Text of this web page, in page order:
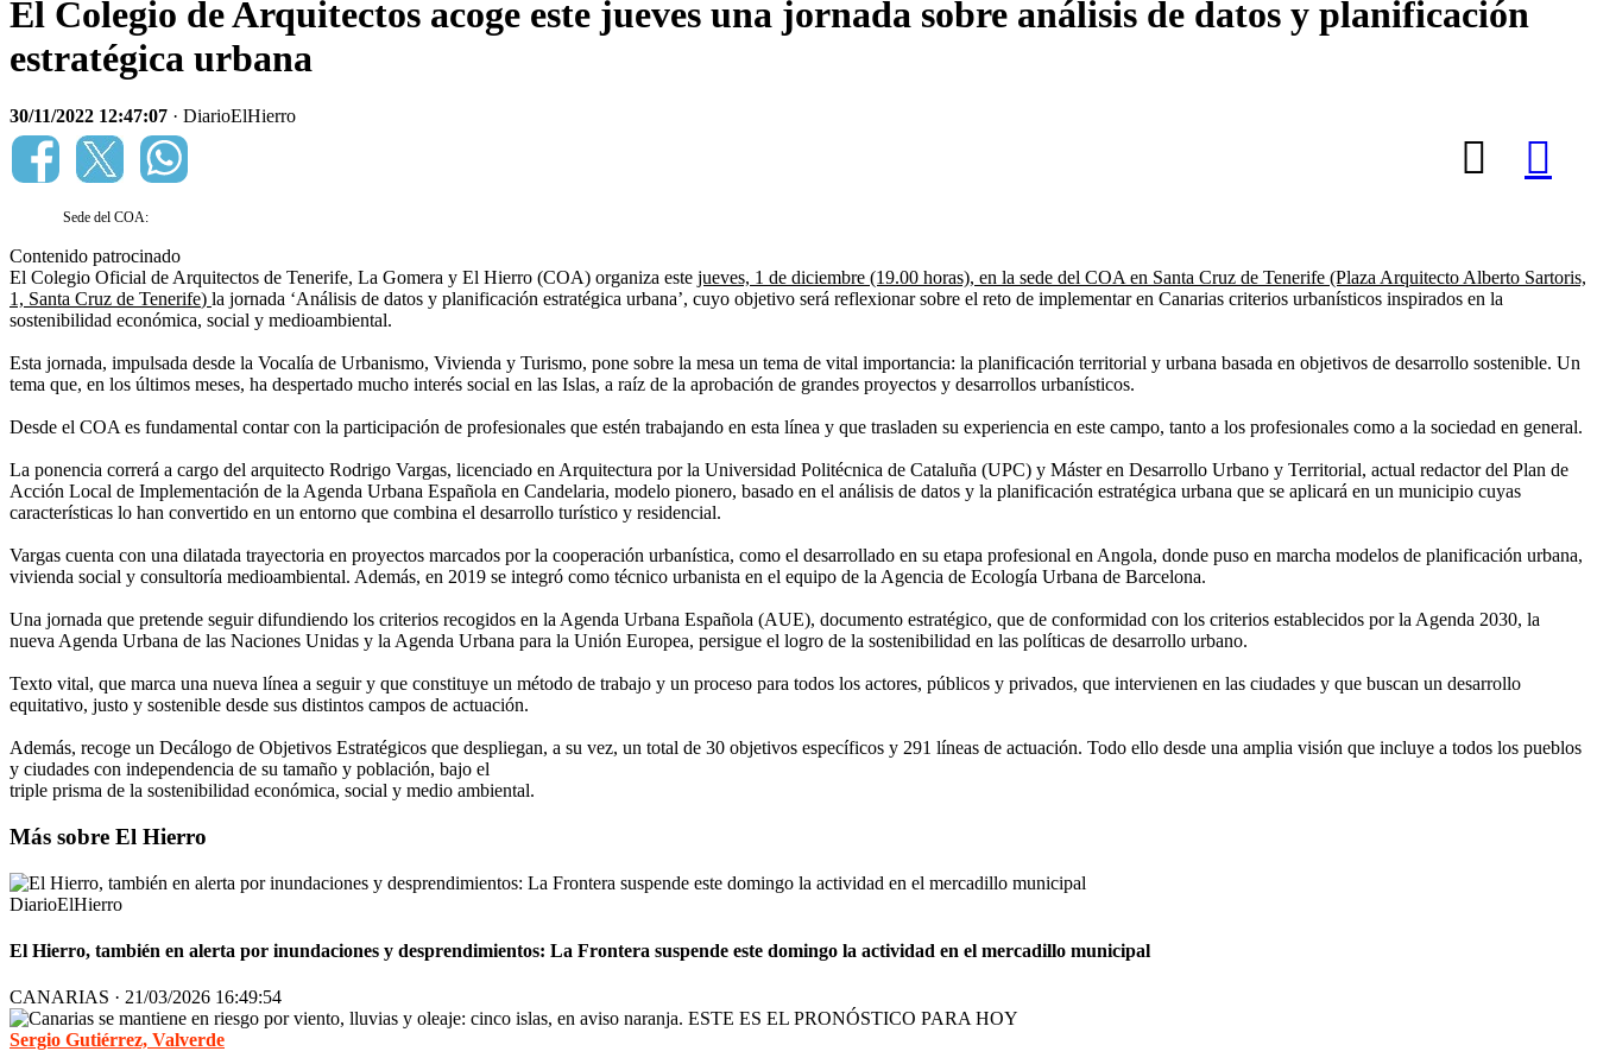
El Colegio de Arquitectos acoge este jueves una jornada sobre análisis de datos y planificación
estratégica urbana
30/11/2022 12:47:07 · DiarioElHierro
Sede del COA:
Contenido patrocinado
El Colegio Oficial de Arquitectos de Tenerife, La Gomera y El Hierro (COA) organiza este jueves, 1 de diciembre (19.00 horas), en la sede del COA en Santa Cruz de Tenerife (Plaza Arquitecto Alberto Sartoris,
1, Santa Cruz de Tenerife) la jornada ‘Análisis de datos y planificación estratégica urbana’, cuyo objetivo será reflexionar sobre el reto de implementar en Canarias criterios urbanísticos inspirados en la
sostenibilidad económica, social y medioambiental.
Esta jornada, impulsada desde la Vocalía de Urbanismo, Vivienda y Turismo, pone sobre la mesa un tema de vital importancia: la planificación territorial y urbana basada en objetivos de desarrollo sostenible. Un
tema que, en los últimos meses, ha despertado mucho interés social en las Islas, a raíz de la aprobación de grandes proyectos y desarrollos urbanísticos.
Desde el COA es fundamental contar con la participación de profesionales que estén trabajando en esta línea y que trasladen su experiencia en este campo, tanto a los profesionales como a la sociedad en general.
La ponencia correrá a cargo del arquitecto Rodrigo Vargas, licenciado en Arquitectura por la Universidad Politécnica de Cataluña (UPC) y Máster en Desarrollo Urbano y Territorial, actual redactor del Plan de
Acción Local de Implementación de la Agenda Urbana Española en Candelaria, modelo pionero, basado en el análisis de datos y la planificación estratégica urbana que se aplicará en un municipio cuyas
características lo han convertido en un entorno que combina el desarrollo turístico y residencial.
Vargas cuenta con una dilatada trayectoria en proyectos marcados por la cooperación urbanística, como el desarrollado en su etapa profesional en Angola, donde puso en marcha modelos de planificación urbana,
vivienda social y consultoría medioambiental. Además, en 2019 se integró como técnico urbanista en el equipo de la Agencia de Ecología Urbana de Barcelona.
Una jornada que pretende seguir difundiendo los criterios recogidos en la Agenda Urbana Española (AUE), documento estratégico, que de conformidad con los criterios establecidos por la Agenda 2030, la
nueva Agenda Urbana de las Naciones Unidas y la Agenda Urbana para la Unión Europea, persigue el logro de la sostenibilidad en las políticas de desarrollo urbano.
Texto vital, que marca una nueva línea a seguir y que constituye un método de trabajo y un proceso para todos los actores, públicos y privados, que intervienen en las ciudades y que buscan un desarrollo
equitativo, justo y sostenible desde sus distintos campos de actuación.
Además, recoge un Decálogo de Objetivos Estratégicos que despliegan, a su vez, un total de 30 objetivos específicos y 291 líneas de actuación. Todo ello desde una amplia visión que incluye a todos los pueblos
y ciudades con independencia de su tamaño y población, bajo el
triple prisma de la sostenibilidad económica, social y medio ambiental.
Más sobre El Hierro
DiarioElHierro
El Hierro, también en alerta por inundaciones y desprendimientos: La Frontera suspende este domingo la actividad en el mercadillo municipal
CANARIAS · 21/03/2026 16:49:54
Sergio Gutiérrez, Valverde